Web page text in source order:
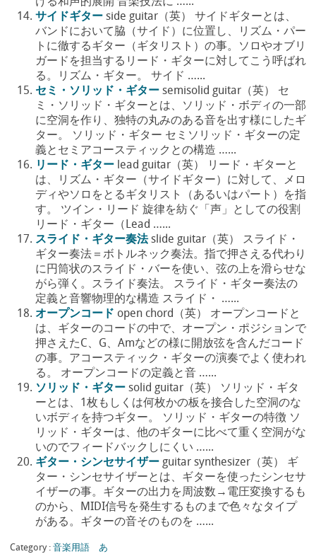
サイドギター side guitar（英） サイドギターとは、
バンドにおいて脇（サイド）に位置し、リズム・パー
トに徹するギター（ギタリスト）の事。ソロやオブリ
ガードを担当するリード・ギターに対してこう呼ばれ
る。リズム・ギター。 サイド …...
セミ・ソリッド・ギター semisolid guitar（英） セ
ミ・ソリッド・ギターとは、ソリッド・ボディの一部
に空洞を作り、独特の丸みのある音を出す様にしたギ
ター。 ソリッド・ギター セミソリッド・ギターの定
義とセミアコースティックとの構造 …...
リード・ギター lead guitar（英） リード・ギターと
は、リズム・ギター（サイドギター）に対して、メロ
ディやソロをとるギタリスト（あるいはパート）を指
す。 ツイン・リード 旋律を紡ぐ「声」としての役割
リード・ギター（Lead …...
スライド・ギター奏法 slide guitar（英） スライド・
ギター奏法＝ボトルネック奏法。指で押さえる代わり
に円筒状のスライド・バーを使い、弦の上を滑らせな
がら弾く。スライド奏法。 スライド・ギター奏法の
定義と音響物理的な構造 スライド・ …...
オープンコード open chord（英） オープンコードと
は、ギターのコードの中で、オープン・ポジションで
押さえたC、G、Amなどの様に開放弦を含んだコード
の事。アコースティック・ギターの演奏でよく使われ
る。 オープンコードの定義と音 …...
ソリッド・ギター solid guitar（英） ソリッド・ギタ
ーとは、1枚もしくは何枚かの板を接合した空洞のな
いボディを持つギター。 ソリッド・ギターの特徴 ソ
リッド・ギターは、他のギターに比べて重く空洞がな
いのでフィードバックしにくい …...
ギター・シンセサイザー guitar synthesizer（英） ギ
ター・シンセサイザーとは、ギターを使ったシンセサ
イザーの事。ギターの出力を周波数→電圧変換するも
のから、MIDI信号を発生するものまで色々なタイプ
がある。ギターの音そのものを …...
Category : 音楽用語 あ